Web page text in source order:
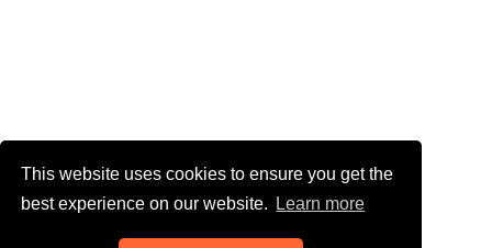
This website uses cookies to ensure you get the
best experience on our website.
Learn more